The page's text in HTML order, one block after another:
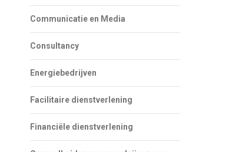
Communicatie en Media
Consultancy
Energiebedrijven
Facilitaire dienstverlening
Financiële dienstverlening